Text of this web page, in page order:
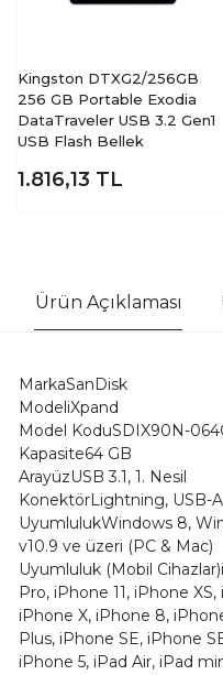
Kingston DTXG2/256GB
256 GB Portable Exodia
DataTraveler USB 3.2 Gen1
USB Flash Bellek
1.816,13 TL
Ürün Açıklaması
MarkaSanDisk
ModeliXpand
Model KoduSDIX90N-
Kapasite64 GB
ArayüzUSB 3.1, 1. Nesil
KonektörLightning, USB-A
UyumlulukWindows 8,
v10.9 ve üzeri (PC & Mac)
Uyumluluk (Mobil
Pro, iPhone 11, iPhone
iPhone X, iPhone 8,
Plus, iPhone SE, iPhone
iPhone 5, iPad Air, iPad